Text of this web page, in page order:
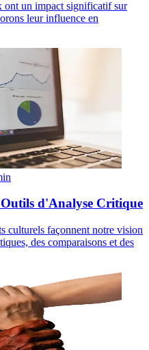
ont un impact significatif sur
leur influence en
d'Analyse Critique
culturels façonnent notre vision
des comparaisons et des